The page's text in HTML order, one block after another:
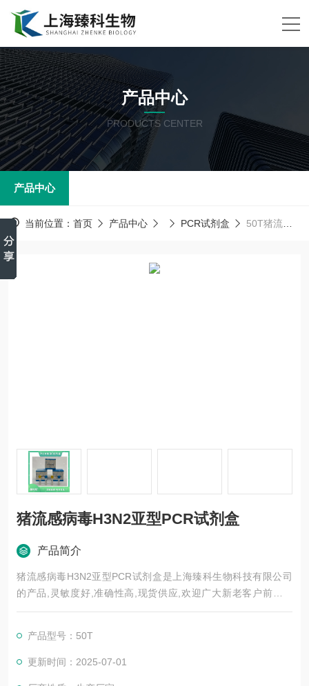
产品中心
PRODUCTS CENTER
产品中心
当前位置： 首页 产品中心 PCR试剂盒 50T猪流感病毒H3N2亚型PCR试剂盒
猪流感病毒H3N2亚型PCR试剂盒
产品简介
猪流感病毒H3N2亚型PCR试剂盒是上海臻科生物科技有限公司
的产品,灵敏度好,准确性高,现货供应,欢迎广大新老客户前来选
购。
产品型号：50T
更新时间：2025-07-01